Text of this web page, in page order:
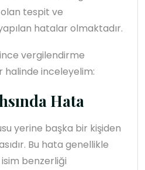
tespit ve
hatalar olmaktadır.
vergilendirme
halinde inceleyelim:
Hata
yerine başka bir kişiden
Bu hata genellikle
benzerliği